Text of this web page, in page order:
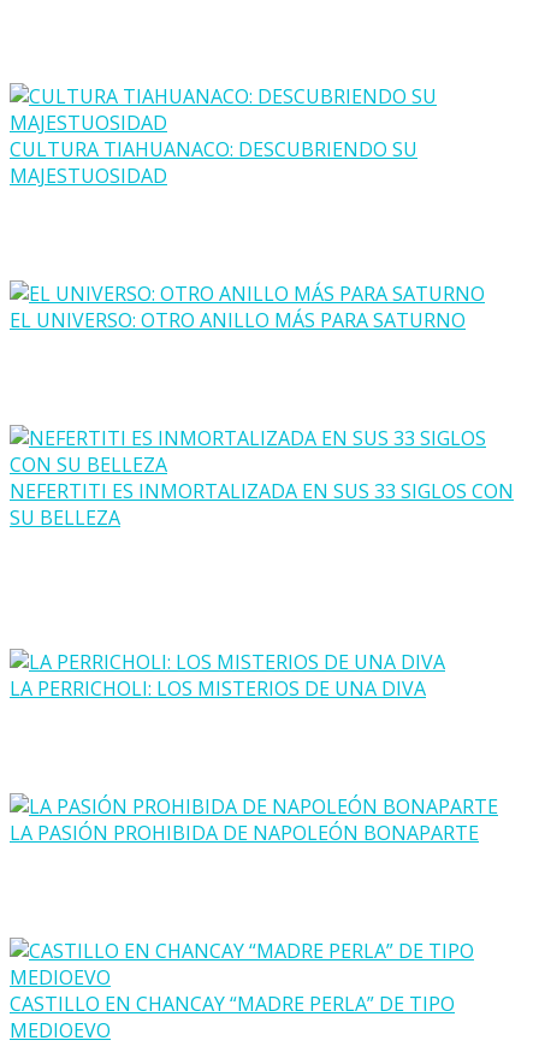
CULTURA TIAHUANACO: DESCUBRIENDO SU
MAJESTUOSIDAD
EL UNIVERSO: OTRO ANILLO MÁS PARA SATURNO
NEFERTITI ES INMORTALIZADA EN SUS 33 SIGLOS CON
SU BELLEZA
LA PERRICHOLI: LOS MISTERIOS DE UNA DIVA
LA PASIÓN PROHIBIDA DE NAPOLEÓN BONAPARTE
CASTILLO EN CHANCAY “MADRE PERLA” DE TIPO
MEDIOEVO